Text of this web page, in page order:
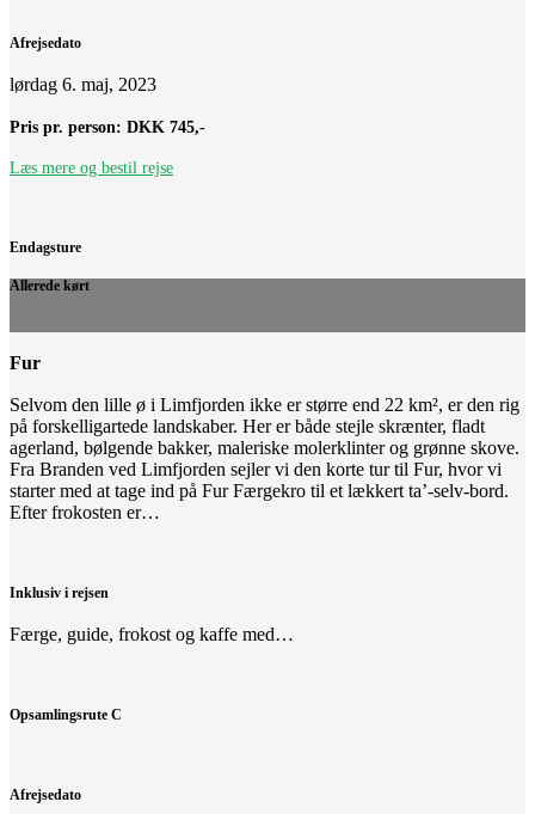
Afrejsedato
lørdag 6. maj, 2023
Pris pr. person: DKK 745,-
Læs mere og bestil rejse
Endagsture
Allerede kørt
Fur
Selvom den lille ø i Limfjorden ikke er større end 22 km², er den rig
på forskelligartede landskaber. Her er både stejle skrænter, fladt
agerland, bølgende bakker, maleriske molerklinter og grønne skove.
Fra Branden ved Limfjorden sejler vi den korte tur til Fur, hvor vi
starter med at tage ind på Fur Færgekro til et lækkert ta’-selv-bord.
Efter frokosten er…
Inklusiv i rejsen
Færge, guide, frokost og kaffe med…
Opsamlingsrute C
Afrejsedato